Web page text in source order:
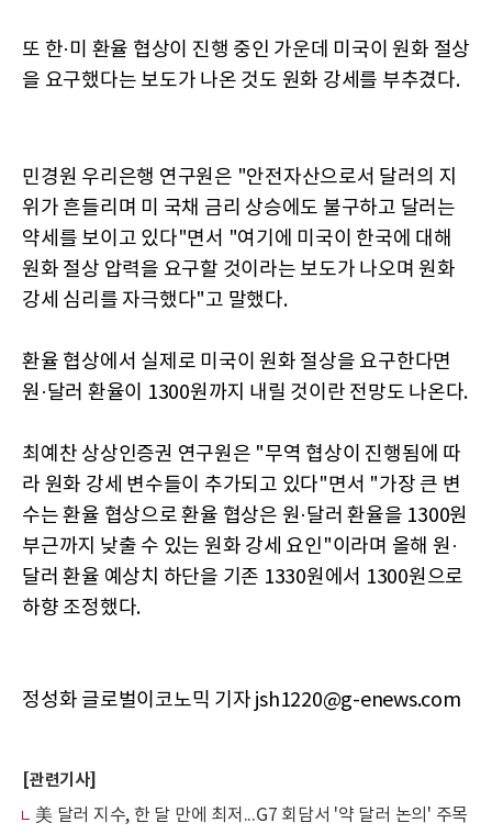
또 한·미 환율 협상이 진행 중인 가운데 미국이 원화 절상
을 요구했다는 보도가 나온 것도 원화 강세를 부추겼다.
민경원 우리은행 연구원은 "안전자산으로서 달러의 지
위가 흔들리며 미 국채 금리 상승에도 불구하고 달러는
약세를 보이고 있다"면서 "여기에 미국이 한국에 대해
원화 절상 압력을 요구할 것이라는 보도가 나오며 원화
강세 심리를 자극했다"고 말했다.
환율 협상에서 실제로 미국이 원화 절상을 요구한다면
원·달러 환율이 1300원까지 내릴 것이란 전망도 나온다.
최예찬 상상인증권 연구원은 "무역 협상이 진행됨에 따
라 원화 강세 변수들이 추가되고 있다"면서 "가장 큰 변
수는 환율 협상으로 환율 협상은 원·달러 환율을 1300원
부근까지 낮출 수 있는 원화 강세 요인"이라며 올해 원·
달러 환율 예상치 하단을 기존 1330원에서 1300원으로
하향 조정했다.
정성화 글로벌이코노믹 기자 jsh1220@g-enews.com
[관련기사]
美 달러 지수, 한 달 만에 최저...G7 회담서 '약 달러 논의' 주목